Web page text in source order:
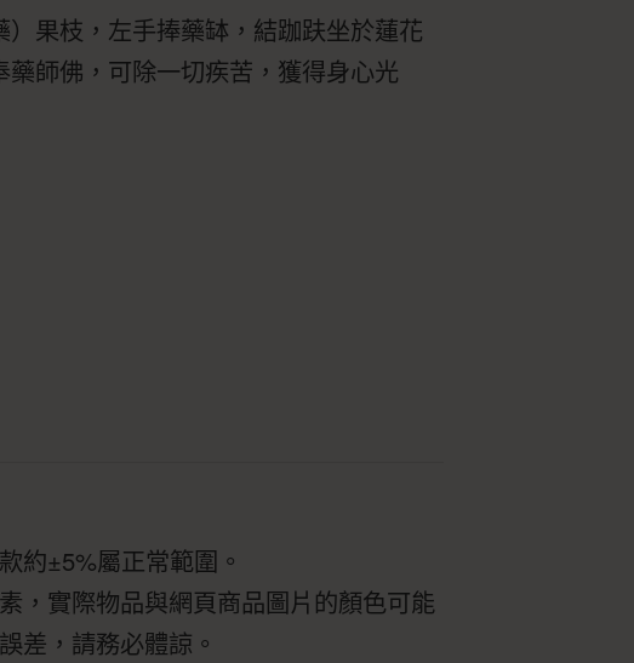
果枝，左手捧藥缽，結跏趺坐於蓮花
師佛，可除一切疾苦，獲得身心光
約±5%屬正常範圍。
，實際物品與網頁商品圖片的顏色可能
差，請務必體諒。